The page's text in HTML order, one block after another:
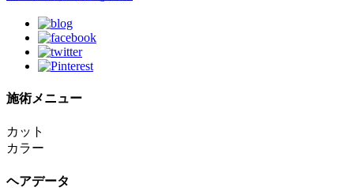
施術メニュー
カット
カラー
ヘアデータ